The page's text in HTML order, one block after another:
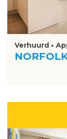
Verhuurd •